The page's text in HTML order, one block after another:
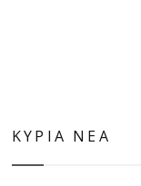
ΚΥΡΙΑ ΝΕΑ